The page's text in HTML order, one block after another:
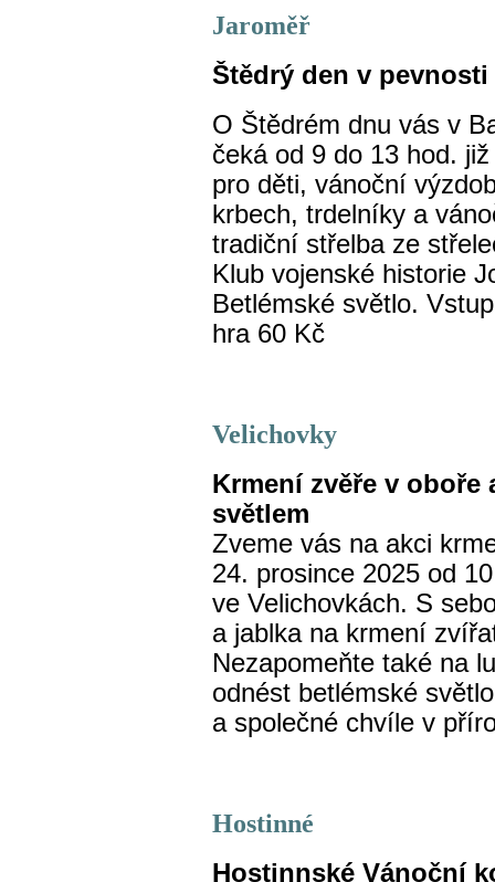
Jaroměř
Štědrý den v
O Štědrém dnu vás v
čeká od 9 do 13 hod.
pro děti, vánoční
krbech, trdelníky a
tradiční střelba ze
Klub vojenské historie
Betlémské světlo.
hra 60 Kč
Velichovky
Krmení zvěře v oboře
světlem
Zveme vás na akci
24. prosince 2025 od
ve Velichovkách. S
a jablka na krmení
Nezapomeňte také na
odnést betlémské
a společné chvíle v
Hostinné
Hostinnské Vánoční